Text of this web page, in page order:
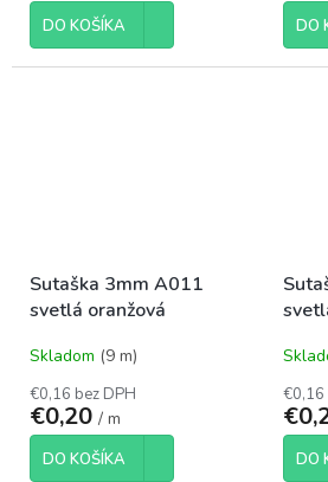
DO KOŠÍKA DO
Sutaška 3mm A011
svetlá oranžová
Skladom (9 m)
€0,16 bez DPH
€0,20 / m
DO KOŠÍKA
€0,16
DO